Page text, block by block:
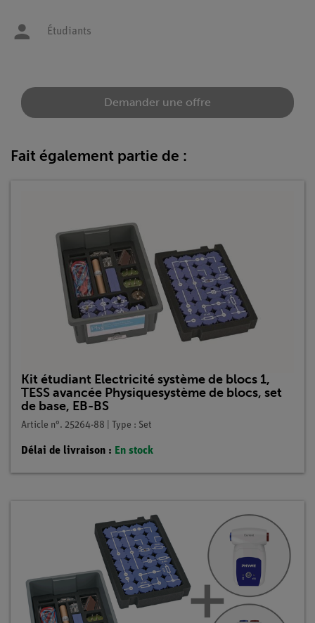
Étudiants
Demander une offre
Fait également partie de :
Kit étudiant Electricité système de blocs 1,
TESS avancée Physiquesystème de blocs, set
de base, EB-BS
Article n°. 25264-88 | Type : Set
Délai de livraison : En stock